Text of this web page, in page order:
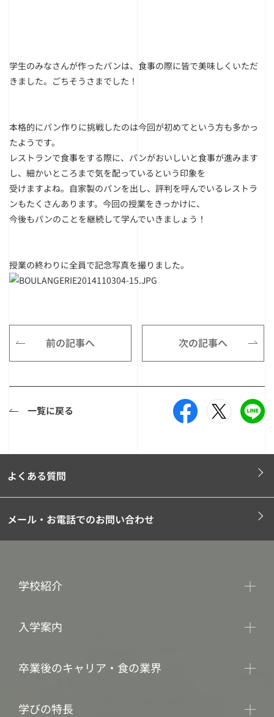
学生のみなさんが作ったパンは、食事の際に皆で美味しくいただ
きました。ごちそうさまでした！
本格的にパン作りに挑戦したのは今回が初めてという方も多かっ
たようです。
レストランで食事をする際に、パンがおいしいと食事が進みます
し、細かいところまで気を配っているという印象を
受けますよね。自家製のパンを出し、評判を呼んでいるレストラ
ンもたくさんあります。今回の授業をきっかけに、
今後もパンのことを継続して学んでいきましょう！
授業の終わりに全員で記念写真を撮りました。
前の記事へ 次の記事へ
一覧に戻る
よくある質問
メール・お電話でのお問い合わせ
学校紹介
入学案内
卒業後のキャリア・食の業界
学びの特長